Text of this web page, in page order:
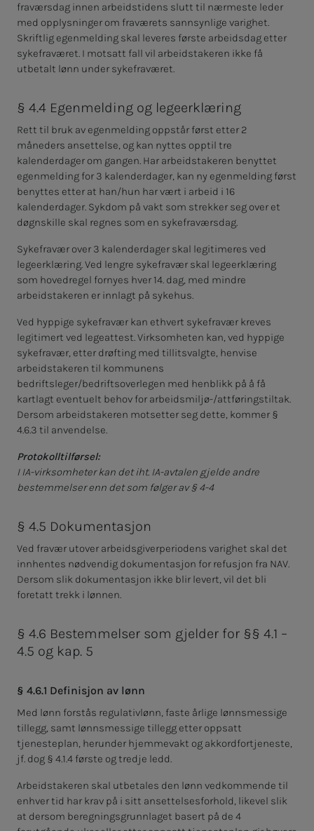
fraværsdag innen arbeidstidens slutt til nærmeste leder
med opplysninger om fraværets sannsynlige varighet.
Skriftlig egenmelding skal leveres første arbeidsdag etter
sykefraværet. I motsatt fall vil arbeidstakeren ikke få
utbetalt lønn under sykefraværet.
§ 4.4 Egenmelding og legeerklæring
Rett til bruk av egenmelding oppstår først etter 2
måneders ansettelse, og kan nyttes opptil tre
kalenderdager om gangen. Har arbeidstakeren benyttet
egenmelding for 3 kalenderdager, kan ny egenmelding først
benyttes etter at han/hun har vært i arbeid i 16
kalenderdager. Sykdom på vakt som strekker seg over et
døgnskille skal regnes som en sykefraværsdag.
Sykefravær over 3 kalenderdager skal legitimeres ved
legeerklæring. Ved lengre sykefravær skal legeerklæring
som hovedregel fornyes hver 14. dag, med mindre
arbeidstakeren er innlagt på sykehus.
Ved hyppige sykefravær kan ethvert sykefravær kreves
legitimert ved legeattest. Virksomheten kan, ved hyppige
sykefravær, etter drøfting med tillitsvalgte, henvise
arbeidstakeren til kommunens
bedriftsleger/bedriftsoverlegen med henblikk på å få
kartlagt eventuelt behov for arbeidsmiljø-/attføringstiltak.
Dersom arbeidstakeren motsetter seg dette, kommer §
4.6.3 til anvendelse.
Protokolltilførsel:
I IA-virksomheter kan det iht. IA-avtalen gjelde andre
bestemmelser enn det som følger av § 4-4
§ 4.5 Dokumentasjon
Ved fravær utover arbeidsgiverperiodens varighet skal det
innhentes nødvendig dokumentasjon for refusjon fra NAV.
Dersom slik dokumentasjon ikke blir levert, vil det bli
foretatt trekk i lønnen.
§ 4.6 Bestemmelser som gjelder for §§ 4.1 –
4.5 og kap. 5
§ 4.6.1 Definisjon av lønn
Med lønn forstås regulativlønn, faste årlige lønnsmessige
tillegg, samt lønnsmessige tillegg etter oppsatt
tjenesteplan, herunder hjemmevakt og akkordfortjeneste,
jf. dog § 4.1.4 første og tredje ledd.
Arbeidstakeren skal utbetales den lønn vedkommende til
enhver tid har krav på i sitt ansettelsesforhold, likevel slik
at dersom beregningsgrunnlaget basert på de 4